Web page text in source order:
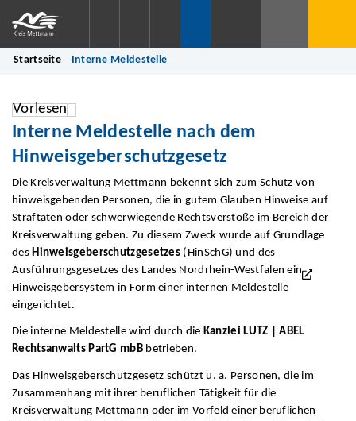
Startseite Interne Meldestelle
Vorlesen
Interne Meldestelle nach dem
Hinweisgeberschutzgesetz
Die Kreisverwaltung Mettmann bekennt sich zum Schutz von
hinweisgebenden Personen, die in gutem Glauben Hinweise auf
Straftaten oder schwerwiegende Rechtsverstöße im Bereich der
Kreisverwaltung geben. Zu diesem Zweck wurde auf Grundlage
des Hinweisgeberschutzgesetzes (HinSchG) und des
Ausführungsgesetzes des Landes Nordrhein-Westfalen ein
Hinweisgebersystem in Form einer internen Meldestelle
eingerichtet.
Die interne Meldestelle wird durch die Kanzlei LUTZ | ABEL
Rechtsanwalts PartG mbBbetrieben.
Das Hinweisgeberschutzgesetz schützt u. a. Personen, die im
Zusammenhang mit ihrer beruflichen Tätigkeit für die
Kreisverwaltung Mettmann oder im Vorfeld einer beruflichen